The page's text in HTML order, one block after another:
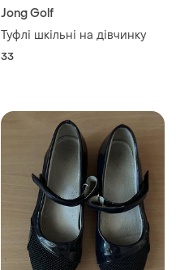
Jong Golf
Туфлі шкільні на дівчинку
33